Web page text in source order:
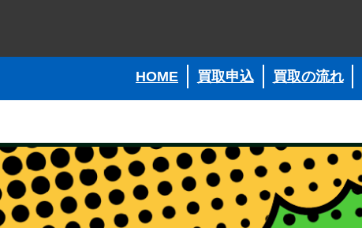
HOME 買取申込 買取の流れ